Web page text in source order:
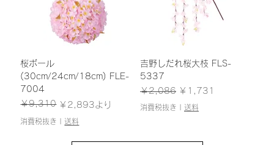
桜ボール
(30cm/24cm/18cm) FLE-
7004
通常価格
￥9,310 ￥2,893より
セール価格
消費税抜き 送料
吉野しだれ桜大枝 FLS-
5337
通常価格
￥2,086 セール価格
￥1,731
消費税抜き 送料